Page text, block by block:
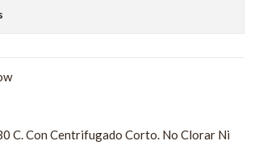
C. Con Centrifugado Corto. No Clorar Ni